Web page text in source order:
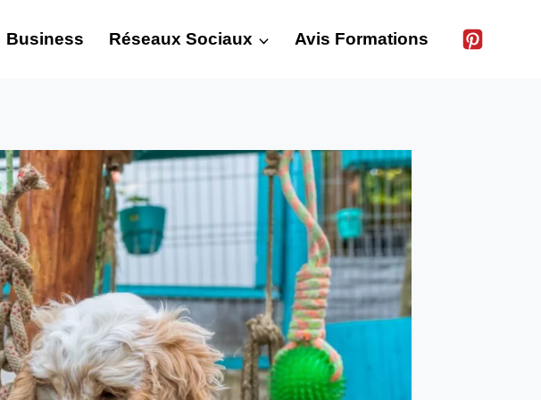
Business Réseaux Sociaux Avis Formations